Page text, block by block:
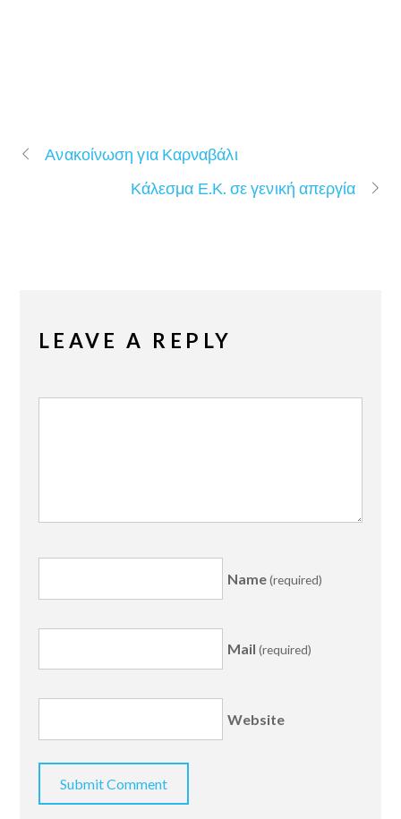
Ανακοίνωση για Καρναβάλι
Κάλεσμα Ε.Κ. σε γενική απεργία
LEAVE A REPLY
Name(required)
Mail (required)
Website